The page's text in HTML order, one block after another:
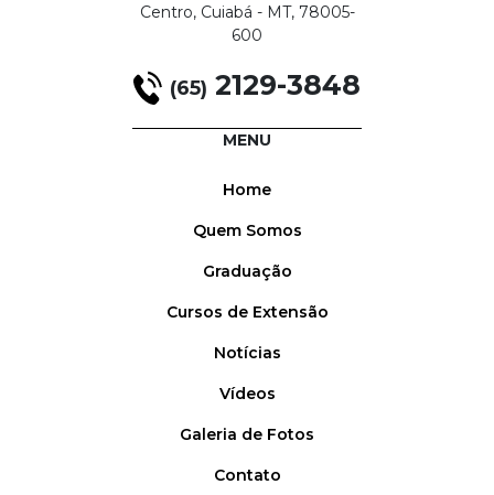
Centro, Cuiabá - MT, 78005-
600
(65) 2129-3848
MENU
Home
Quem Somos
Graduação
Cursos de Extensão
Notícias
Vídeos
Galeria de Fotos
Contato